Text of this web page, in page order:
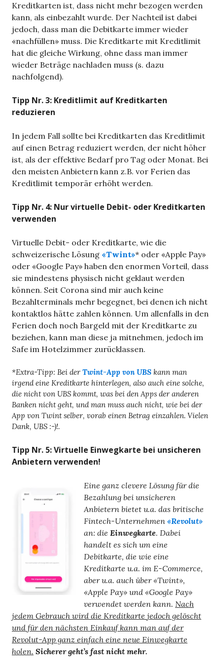
Kreditkarten ist, dass nicht mehr bezogen werden
kann, als einbezahlt wurde. Der Nachteil ist dabei
jedoch, dass man die Debitkarte immer wieder
«nachfüllen» muss. Die Kreditkarte mit Kreditlimit
hat die gleiche Wirkung, ohne dass man immer
wieder Beträge nachladen muss (s. dazu
nachfolgend).
Tipp Nr. 3: Kreditlimit auf Kreditkarten
reduzieren
In jedem Fall sollte bei Kreditkarten das Kreditlimit
auf einen Betrag reduziert werden, der nicht höher
ist, als der effektive Bedarf pro Tag oder Monat. Bei
den meisten Anbietern kann z.B. vor Ferien das
Kreditlimit temporär erhöht werden.
Tipp Nr. 4: Nur virtuelle Debit- oder Kreditkarten
verwenden
Virtuelle Debit- oder Kreditkarte, wie die
schweizerische Lösung «Twint»* oder «Apple Pay»
oder «Google Pay» haben den enormen Vorteil, dass
sie mindestens physisch nicht geklaut werden
können. Seit Corona sind mir auch keine
Bezahlterminals mehr begegnet, bei denen ich nicht
kontaktlos hätte zahlen können. Um allenfalls in den
Ferien doch noch Bargeld mit der Kreditkarte zu
beziehen, kann man diese ja mitnehmen, jedoch im
Safe im Hotelzimmer zurücklassen.
*Extra-Tipp: Bei der Twint-App von UBS kann man
irgend eine Kreditkarte hinterlegen, also auch eine solche,
die nicht von UBS kommt, was bei den Apps der anderen
Banken nicht geht, und man muss auch nicht, wie bei der
App von Twint selber, vorab einen Betrag einzahlen. Vielen
Dank, UBS :-)!.
Tipp Nr. 5: Virtuelle Einwegkarte bei unsicheren
Anbietern verwenden!
Eine ganz clevere Lösung für die
Bezahlung bei unsicheren
Anbietern bietet u.a. das britische
Fintech-Unternehmen «Revolut»
an: die Einwegkarte. Dabei
handelt es sich um eine
Debitkarte, die wie eine
Kreditkarte u.a. im E-Commerce,
aber u.a. auch über «Twint»,
«Apple Pay» und «Google Pay»
verwendet werden kann. Nach
jedem Gebrauch wird die Kreditkarte jedoch gelöscht
und für den nächsten Einkauf kann man auf der
Revolut-App ganz einfach eine neue Einwegkarte
holen. Sicherer geht’s fast nicht mehr.